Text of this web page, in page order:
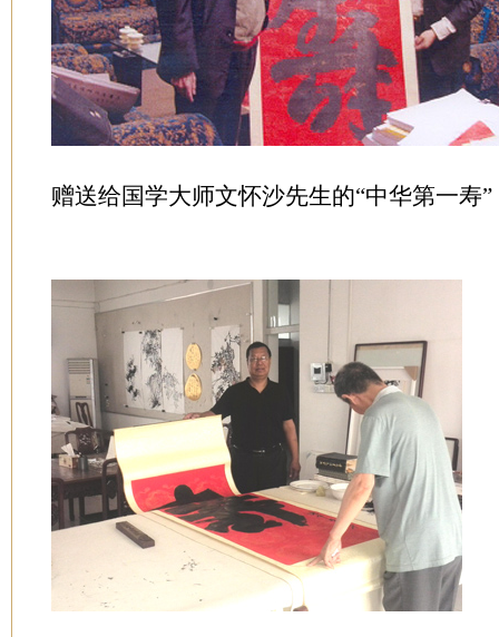
赠送给国学大师文怀沙先生的“中华第一寿”